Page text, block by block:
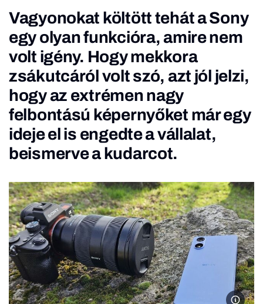
Vagyonokat költött tehát a Sony
egy olyan funkcióra, amire nem
volt igény. Hogy mekkora
zsákutcáról volt szó, azt jól jelzi,
hogy az extrémen nagy
felbontású képernyőket már egy
ideje el is engedte a vállalat,
beismerve a kudarcot.
A